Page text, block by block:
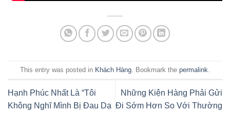
This entry was posted in Khách Hàng . Bookmark the permalink
Hạnh Phúc Nhất Là “Tôi
Không Nghĩ Mình Bị Đau Dạ
Những Kiện Hàng Phải Gửi
Đi Sớm Hơn So Với Thường